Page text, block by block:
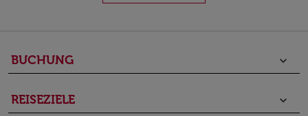
BUCHUNG keyboard_arrow_down
REISEZIELE keyboard_arrow_down